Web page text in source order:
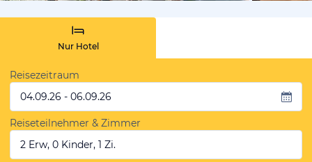
Nur Hotel
Reisezeitraum
04.09.26 - 06.09.26
Reiseteilnehmer & Zimmer
2 Erw, 0 Kinder, 1 Zi.